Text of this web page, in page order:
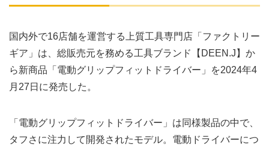
国内外で16店舗を運営する上質工具専門店「ファクトリー
ギア」は、総販売元を務める工具ブランド【DEEN.J】か
ら新商品「電動グリップフィットドライバー」を2024年4
月27日に発売した。
「電動グリップフィットドライバー」は同様製品の中で、
タフさに注力して開発されたモデル。電動ドライバーにつ